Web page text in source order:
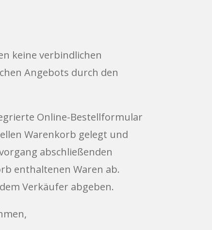
keine verbindlichen
Angebots durch den
Online-Bestellformular
Warenkorb gelegt und
abschließenden
enthaltenen Waren ab.
Verkäufer abgeben.